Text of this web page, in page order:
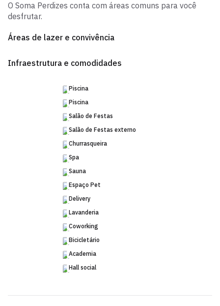
O Soma Perdizes conta com áreas comuns para você
desfrutar.
Áreas de lazer e convivência
Infraestrutura e comodidades
Piscina
Piscina
Salão de Festas
Salão de Festas externo
Churrasqueira
Spa
Sauna
Espaço Pet
Delivery
Lavanderia
Coworking
Bicicletário
Academia
Hall social